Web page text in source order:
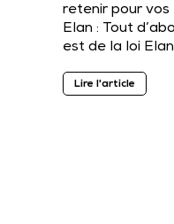
retenir pour
Elan : Tout
est de la loi
Lire l'article